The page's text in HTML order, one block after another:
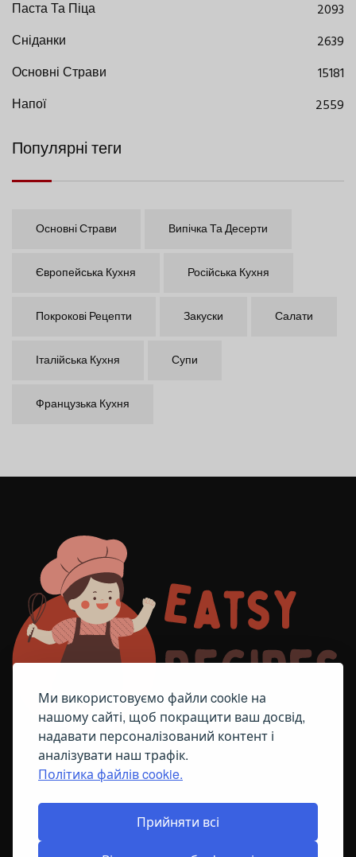
Ми використовуємо файли cookie на
нашому сайті, щоб покращити ваш досвід,
надавати персоналізований контент і
аналізувати наш трафік.
Політика файлів cookie.
Прийняти всі
Паста Та Піца
2093
Сніданки
2639
Основні Страви
15181
Напої
2559
Популярні теги
Основні Страви Випічка Та Десерти
Європейська Кухня Російська Кухня
Покрокові Рецепти Закуски Салати
Італійська Кухня Супи
Французька Кухня
ПОЛІТИКА ЩОДО ФАЙЛІВ COOKIE